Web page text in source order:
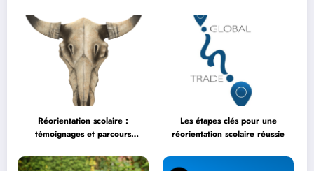
Réorientation scolaire :
témoignages et parcours
Les étapes clés pour une
réorientation scolaire réussie